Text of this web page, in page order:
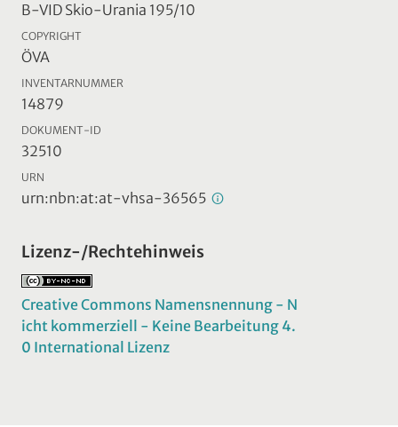
B-VID Skio-Urania 195/10
COPYRIGHT
ÖVA
INVENTARNUMMER
14879
DOKUMENT-ID
32510
URN
urn:nbn:at:at-vhsa-36565
Lizenz-/Rechtehinweis
Creative Commons Namensnennung - N
icht kommerziell - Keine Bearbeitung 4.
0 International Lizenz